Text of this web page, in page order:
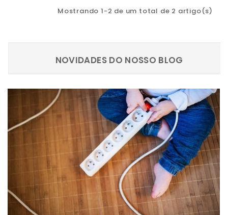
Mostrando 1-2 de um total de 2 artigo(s)
NOVIDADES DO NOSSO BLOG